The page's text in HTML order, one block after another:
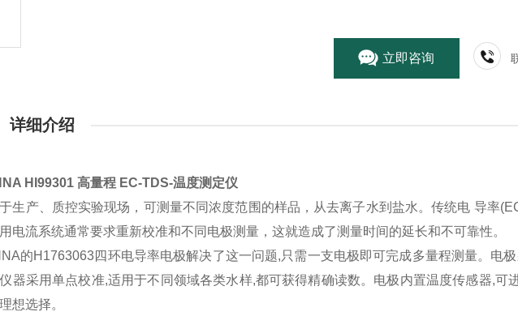
立即咨询
详细介绍
HI99301 高量程 EC-TDS-温度测定仪
生产、质控实验现场，可测量不同浓度范围的样品，从去离子水到盐水。传统电 导率
电流系统通常要求重新校准和不同电极测量，这就造成了测量时间的延长和不可靠性。
的H1763063四环电导率电极解决了这一问题,只需一支电极即可完成多量程测量。电
器采用单点校准,适用于不同领域各类水样,都可获得精确读数。电极内置温度传感器,可
想选择。